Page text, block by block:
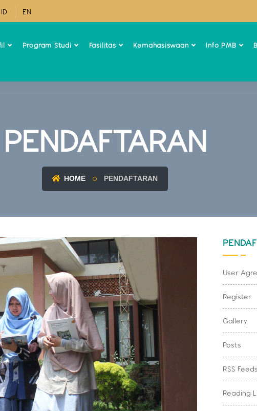
ID EN
Program Studi Fasilitas Kemahasiswaan Info PMB
PENDAFTARAN
HOME PENDAFTARAN
User
Register
Gallery
Posts
RSS Feeds
Reading